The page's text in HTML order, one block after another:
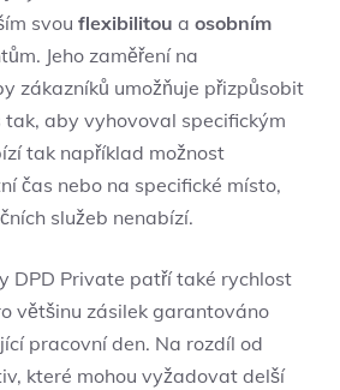
svou flexibilitou a osobním
Jeho zaměření na
zákazníků umožňuje přizpůsobit
aby vyhovoval specifickým
tak například možnost
čas nebo na specifické místo,
služeb nenabízí.
DPD Private patří také rychlost
většinu zásilek garantováno
pracovní den. Na rozdíl od
které mohou vyžadovat delší